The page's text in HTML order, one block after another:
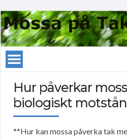
Hur påverkar
biologiskt
**Hur kan mossa påverka tak